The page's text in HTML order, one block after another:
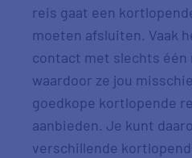
reis gaat een
moeten afsluiten. Vaak
contact met slechts één
waardoor ze jou
goedkope kortlopende
aanbieden. Je kunt
verschillende